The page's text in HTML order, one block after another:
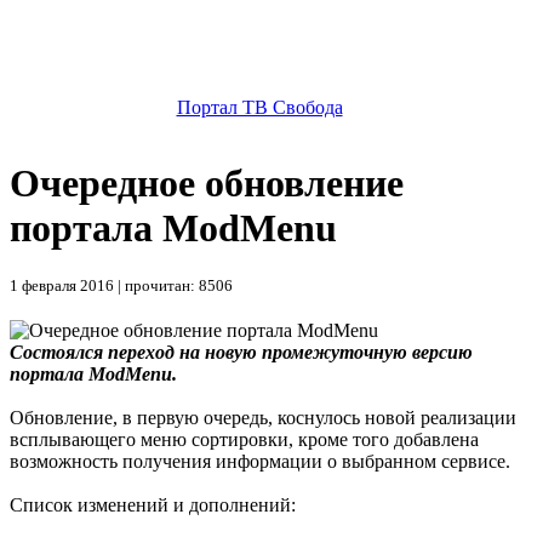
Портал ТВ Свобода
Очередное обновление
портала ModMenu
1 февраля 2016 | прочитан: 8506
Состоялся перeход на новую промежуточную версию
портала ModMenu.
Обновление, в первую очередь, коснулось новой реализации
всплывающего меню сортировки, кроме того добавлена
возможность получения информации о выбранном сервисе.
Список изменений и дополнений: